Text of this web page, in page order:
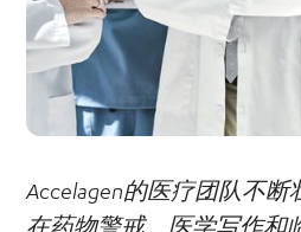
Accelagen的医疗团队不
在药物警戒、医学写作和